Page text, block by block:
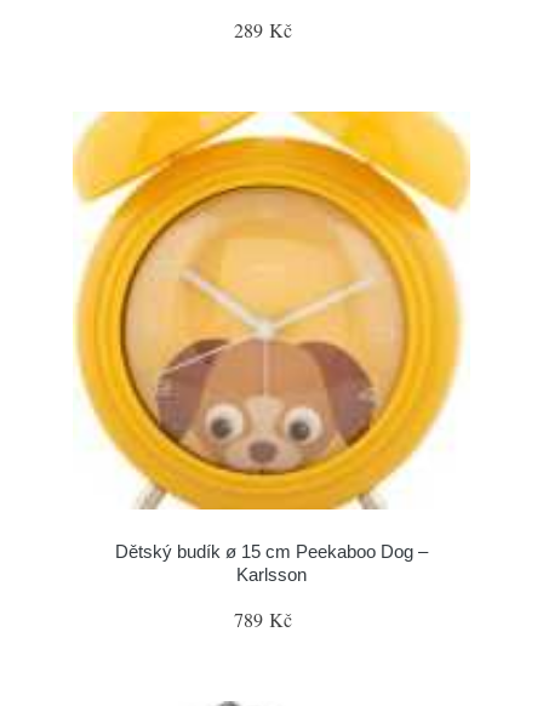
289 Kč
Dětský budík ø 15 cm Peekaboo Dog –
Karlsson
789 Kč